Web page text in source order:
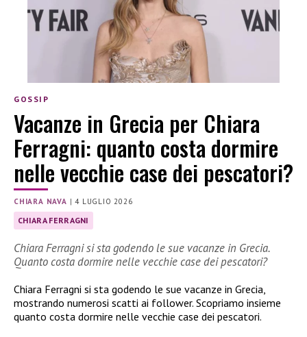
GOSSIP
Vacanze in Grecia per Chiara
Ferragni: quanto costa dormire
nelle vecchie case dei pescatori?
CHIARA NAVA |4 LUGLIO 2026
CHIARA FERRAGNI
Chiara Ferragni si sta godendo le sue vacanze in Grecia.
Quanto costa dormire nelle vecchie case dei pescatori?
Chiara Ferragni si sta godendo le sue vacanze in Grecia,
mostrando numerosi scatti ai follower. Scopriamo insieme
quanto costa dormire nelle vecchie case dei pescatori.